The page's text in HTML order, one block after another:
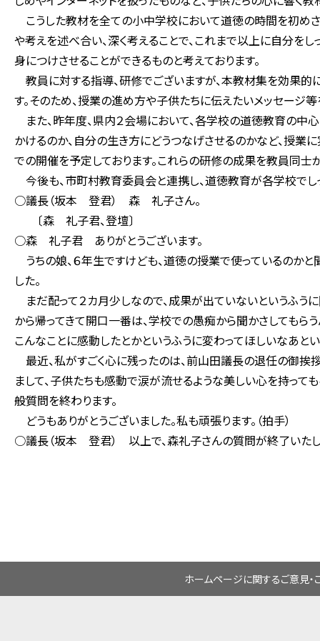
こうした教材を全ての小中学校において道徳の時間を初め
や考えを述べ合い、深く考えることで、これまで以上に自分を
身につけさせることができるものと考えております。
教員に対する指導、研修でございますが、本教材集を効果
す。そのため、授業の進め方や子供たちに伝えたいメッセージ
また、昨年度、県内２会場において、各学校の道徳教育の中
かけるのか、自分の生き方にどうつなげさせるのかなど、授業
での開催を予定しております。これらの研修の成果を教員同士
今後も、市町村教育委員会と連携し、道徳教育が各学校でし
○議長（坂本 登君） 森 礼子さん。
〔森 礼子君、登壇〕
○森 礼子君 ありがとうございます。
うちの娘、６年生ですけども、道徳の授業で使っているのかと
した。
まだ配って２カ月少しなので、成果が出ていないというふう
から帰ってきて開口一番は、学校での愚痴から聞かさしてもら
こんなことに感動したとかというふうに変わってほしいなあとい
最近、私がすごく心に残ったのは、前山田議長の退任の御挨
まして、子供たちも感動で涙が流せるような美しい心を持って
般質問を終わります。
どうもありがとうございました。私も頑張ります。（拍手）
○議長（坂本 登君） 以上で、森礼子さんの質問が終了いたし
ホームページに関するご意見・